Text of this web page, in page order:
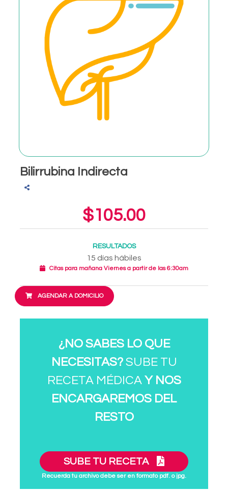
Bilirrubina Indirecta
$105.00
RESULTADOS
15 días hábiles
Citas para mañana Viernes a partir de las 6:30am
AGENDAR A DOMICILIO
¿NO SABES LO QUE
NECESITAS?SUBE TU
RECETA MÉDICA Y NOS
ENCARGAREMOS DEL
RESTO
SUBE TU RECETA
Recuerda tu archivo debe ser en formato pdf. o jpg.